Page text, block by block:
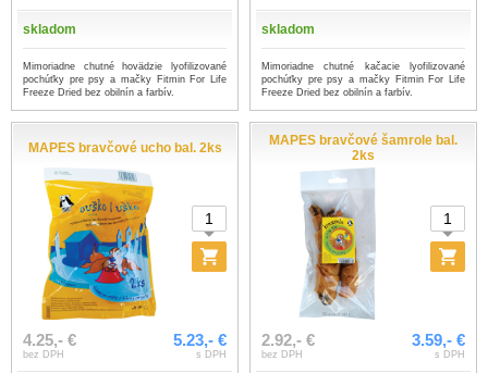
skladom
Mimoriadne chutné hovädzie lyofilizované
pochúťky pre psy a mačky Fitmin For Life
Freeze Dried bez obilnín a farbív.
skladom
Mimoriadne chutné kačacie lyofilizované
pochúťky pre psy a mačky Fitmin For Life
Freeze Dried bez obilnín a farbív.
MAPES bravčové ucho bal. 2ks
4.25,- €
bez DPH
5.23,- €
s DPH
MAPES bravčové šamrole bal.
2ks
2.92,- €
bez DPH
3.59,- €
s DPH